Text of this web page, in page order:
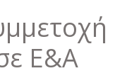
Ε&Α